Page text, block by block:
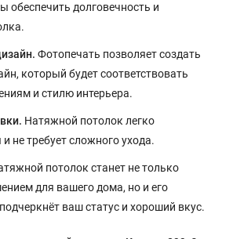
обеспечить долговечность и
Фотопечать позволяет создать
который будет соответствовать
и стилю интерьера.
Натяжной потолок легко
не требует сложного ухода.
потолок станет не только
для вашего дома, но и его
ваш статус и хороший вкус.